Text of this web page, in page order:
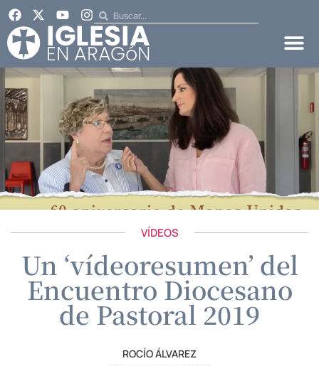
VÍDEOS
Un ‘vídeoresumen’ del
Encuentro Diocesano
de Pastoral 2019
ROCÍO ÁLVAREZ